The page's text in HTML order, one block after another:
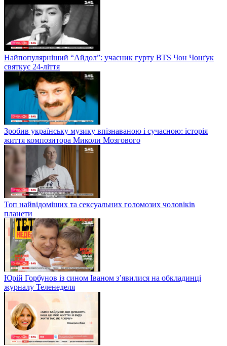
Найпопулярніший “Айдол”: учасник гурту BTS Чон Чонґук
святкує 24-ліття
Зробив українську музику впізнаваною і сучасною: історія
життя композитора Миколи Мозгового
Топ найвідоміших та сексуальних голомозих чоловіків
планети
Юрій Горбунов із сином Іваном з’явилися на обкладинці
журналу Теленеделя